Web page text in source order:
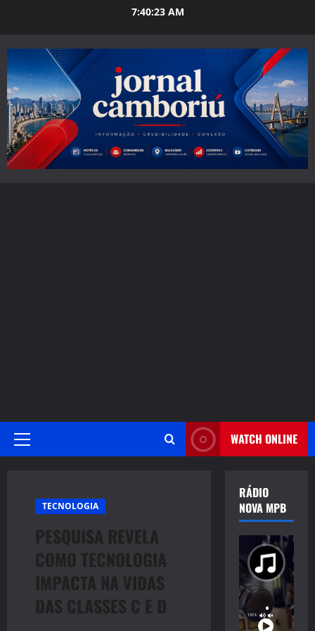
7:40:25 AM
Primary
WATCH ONLINE
TECNOLOGIA
PESQUISA REVELA
COMO TECNOLOGIA
IMPACTA NA VIDAS
DAS CLASSES C E D
RÁDIO
NOVA MPB